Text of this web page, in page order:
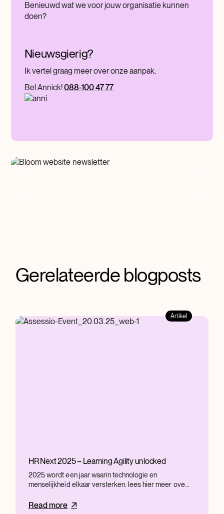
Benieuwd wat we voor jouw organisatie kunnen
doen?
Nieuwsgierig?
Ik vertel graag meer over onze aanpak.
Bel Annick!088-100 47 77
Gerelateerde blogposts
Artikel
HR Next 2025 – Learning Agility unlocked
2025 wordt een jaar waarin technologie en
menselijkheid elkaar versterken. lees hier meer ove...
Read more